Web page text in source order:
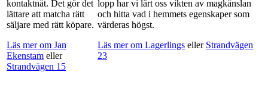
kontaktnät. Det gör det
lättare att matcha rätt
säljare med rätt köpare.
Läs mer om Jan
Ekenstam eller
Strandvägen 15
lopp har vi lärt oss vikten av magkänslan
och hitta vad i hemmets egenskaper som
värderas högst.
Läs mer om Lagerlings eller Strandvägen
23